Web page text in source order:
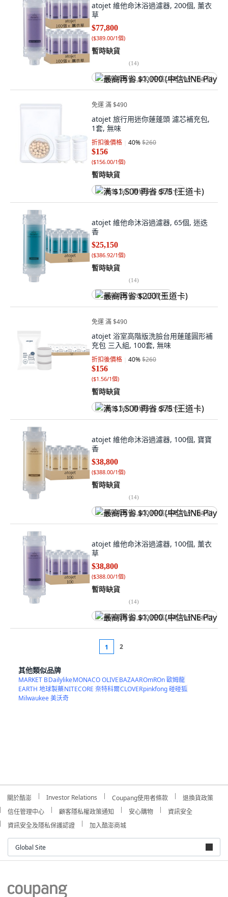
atojet 維他命沐浴過濾器, 200個, 薰衣
草
$77,800
($389.00/1個)
暫時缺貨
(14)
最高再省 $1,000 (中信LINE Pay Visa卡)
免運 滿 $490
atojet 旅行用迷你蓮蓬頭 濾芯補充包,
1套, 無味
折扣後價格 40%$260
$156
($156.00/1個)
暫時缺貨
满 $1,500 再省 $75 (王道卡)
atojet 維他命沐浴過濾器, 65個, 迷迭
香
$25,150
($386.92/1個)
暫時缺貨
(14)
最高再省 $200 (王道卡)
免運 滿 $490
atojet 浴室高階版洗臉台用蓮蓬圓形補
充包 三入組, 100套, 無味
折扣後價格 40%$260
$156
($1.56/1個)
暫時缺貨
满 $1,500 再省 $75 (王道卡)
atojet 維他命沐浴過濾器, 100個, 寶寶
香
$38,800
($388.00/1個)
暫時缺貨
(14)
最高再省 $1,000 (中信LINE Pay Visa卡)
atojet 維他命沐浴過濾器, 100個, 薰衣
草
$38,800
($388.00/1個)
暫時缺貨
(14)
最高再省 $1,000 (中信LINE Pay Visa卡)
1 2
其他類似品牌
MARKET BDailylikeMONACO OLIVEBAZAAROmROn 歐姆龍
EARTH 地球製藥NITECORE 奈特科爾CLOVERpinkfong 碰碰狐
Milwaukee 美沃奇
關於酷澎 Investor Relations Coupang使用者條款
退換貨政策
信任管理中心
顧客隱私權政策通知 安心購物
資訊安全
資訊安全及隱私保護認證
加入酷澎商城
Global Site